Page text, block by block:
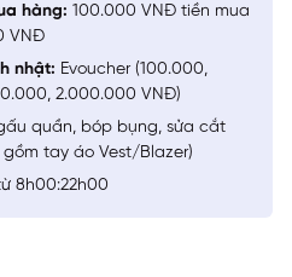
hàng: 100.000 VNĐ tiền mua
VNĐ
nhật: Evoucher (100.000,
2.000.000 VNĐ)
quần, bóp bụng, sửa cắt
tay áo Vest/Blazer)
8h00:22h00